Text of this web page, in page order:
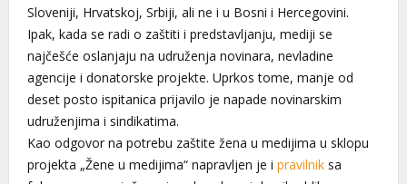
Sloveniji, Hrvatskoj, Srbiji, ali ne i u Bosni i Hercegovini.
Ipak, kada se radi o zaštiti i predstavljanju, mediji se
najčešće oslanjaju na udruženja novinara, nevladine
agencije i donatorske projekte. Uprkos tome, manje od
deset posto ispitanica prijavilo je napade novinarskim
udruženjima i sindikatima.
Kao odgovor na potrebu zaštite žena u medijima u sklopu
projekta „Žene u medijima“ napravljen je i pravilniksa